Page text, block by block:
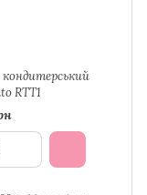
кондитерський
RTT1